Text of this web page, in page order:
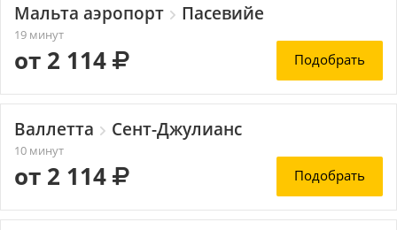
Мальта аэропорт Пасевийе
19 минут
от 2 114 Подобрать
Валлетта Сент-Джулианс
10 минут
от 2 114 Подобрать